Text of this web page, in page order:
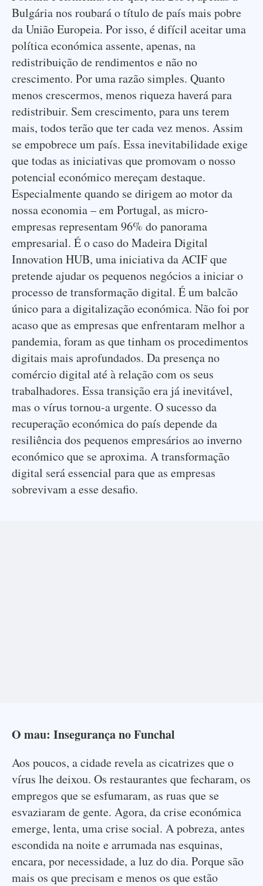
Bulgária nos roubará o título de país mais pobre
da União Europeia. Por isso, é difícil aceitar uma
política económica assente, apenas, na
redistribuição de rendimentos e não no
crescimento. Por uma razão simples. Quanto
menos crescermos, menos riqueza haverá para
redistribuir. Sem crescimento, para uns terem
mais, todos terão que ter cada vez menos. Assim
se empobrece um país. Essa inevitabilidade exige
que todas as iniciativas que promovam o nosso
potencial económico mereçam destaque.
Especialmente quando se dirigem ao motor da
nossa economia – em Portugal, as micro-
empresas representam 96% do panorama
empresarial. É o caso do Madeira Digital
Innovation HUB, uma iniciativa da ACIF que
pretende ajudar os pequenos negócios a iniciar o
processo de transformação digital. É um balcão
único para a digitalização económica. Não foi por
acaso que as empresas que enfrentaram melhor a
pandemia, foram as que tinham os procedimentos
digitais mais aprofundados. Da presença no
comércio digital até à relação com os seus
trabalhadores. Essa transição era já inevitável,
mas o vírus tornou-a urgente. O sucesso da
recuperação económica do país depende da
resiliência dos pequenos empresários ao inverno
económico que se aproxima. A transformação
digital será essencial para que as empresas
sobrevivam a esse desafio.
O mau: Insegurança no Funchal
Aos poucos, a cidade revela as cicatrizes que o
vírus lhe deixou. Os restaurantes que fecharam, os
empregos que se esfumaram, as ruas que se
esvaziaram de gente. Agora, da crise económica
emerge, lenta, uma crise social. A pobreza, antes
escondida na noite e arrumada nas esquinas,
encara, por necessidade, a luz do dia. Porque são
mais os que precisam e menos os que estão